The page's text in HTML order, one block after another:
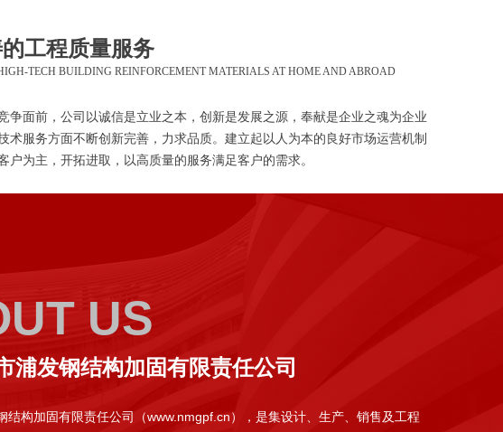
工程质量服务
TECH BUILDING REINFORCEMENT MATERIALS AT HOME AND ABROAD
争面前，公司以诚信是立业之本，创新是发展之源，奉献是企业之魂为企业
术服务方面不断创新完善，力求品质。建立起以人为本的良好市场运营机制
户为主，开拓进取，以高质量的服务满足客户的需求。
US
浦发钢结构加固有限责任公司
结构加固有限责任公司（www.nmgpf.cn），是集设计、生产、销售及工程